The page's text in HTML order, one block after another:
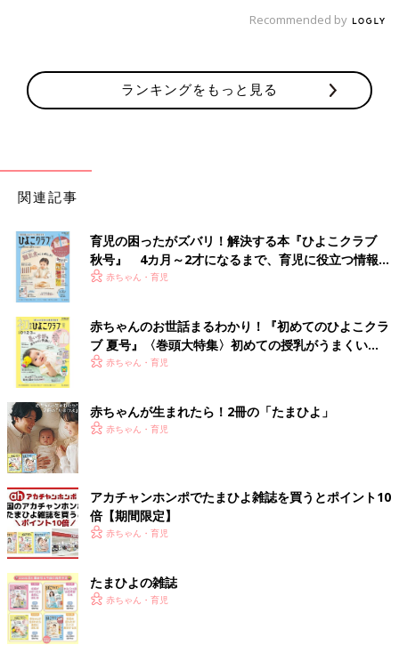
Recommended by
ランキングをもっと見る
関連記事
育児の困ったがズバリ！解決する本『ひよこクラブ
秋号』 4カ月～2才になるまで、育児に役立つ情報が
いっぱい！
赤ちゃん・育児
赤ちゃんのお世話まるわかり！『初めてのひよこクラ
ブ 夏号』〈巻頭大特集〉初めての授乳がうまくい
く！ おっぱい・ミルクの基本と夏のトラブル 解決テ
赤ちゃん・育児
赤ちゃんが生まれたら！2冊の「たまひよ」
赤ちゃん・育児
アカチャンホンポでたまひよ雑誌を買うとポイント10
倍【期間限定】
赤ちゃん・育児
たまひよの雑誌
赤ちゃん・育児